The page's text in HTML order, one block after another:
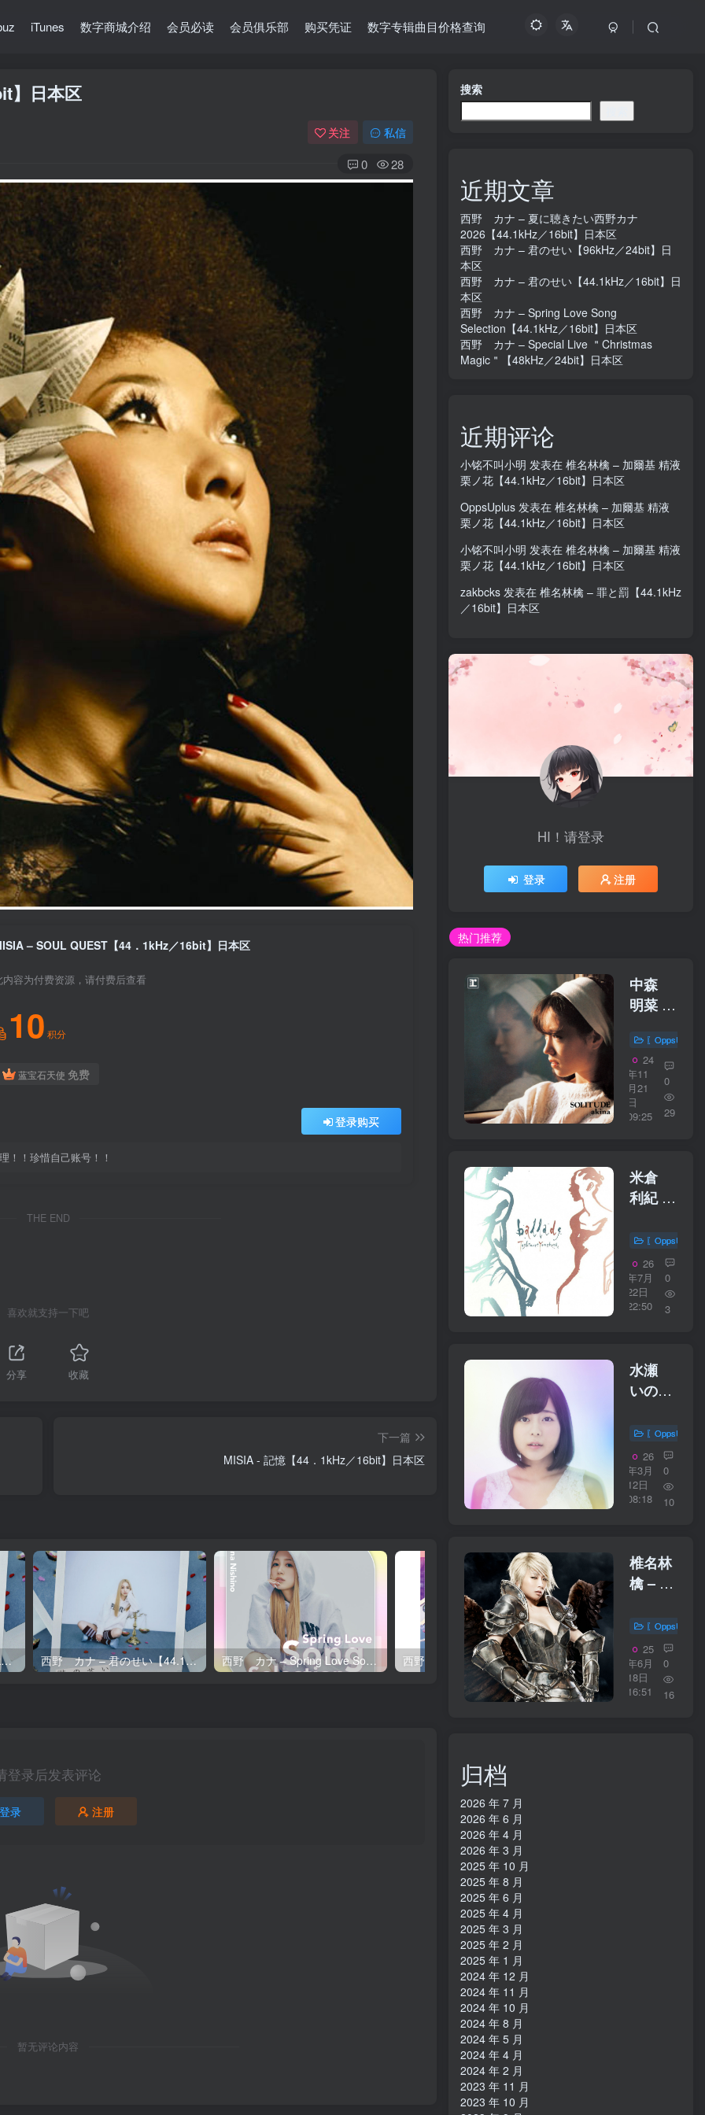
iTunes 数字商城介绍 会员必读 会员俱乐部 购买凭证 数字专辑曲目价格查询
】日本区
关注 私信
0 28
– SOUL QUEST【44．1kHz／16bit】日本区
内容为付费资源，请付费后查看
10 积分
蓝宝石天使 免费
登录购买
！！珍惜自己账号！！
THE END
喜欢就支持一下吧
分享 收藏
下一篇
MISIA - 記憶【44．1kHz／16bit】日本区
西野 カナ – 君のせい【96kHz／24bit】日本区 西野 カナ – 君のせい【44.1kHz／16bit】日本区 西野 カナ – Spring Love Song Selection【44.1kHz／16bit】日本区 西野 カナ – Special Live ＂Christmas Magic＂【48kHz／24bit】日本区
登录后发表评论
登录 注册
暂无评论内容
搜索
近期文章
西野 カナ – 夏に聴きたい西野カナ
2026【44.1kHz／16bit】日本区
西野 カナ – 君のせい【96kHz／24bit】日
本区
西野 カナ – 君のせい【44.1kHz／16bit】日
本区
西野 カナ – Spring Love Song
Selection【44.1kHz／16bit】日本区
西野 カナ – Special Live ＂Christmas
Magic＂【48kHz／24bit】日本区
近期评论
小铭不叫小明 发表在 椎名林檎 – 加爾基 精液
栗ノ花【44.1kHz／16bit】日本区
OppsUplus 发表在 椎名林檎 – 加爾基 精液
栗ノ花【44.1kHz／16bit】日本区
小铭不叫小明 发表在 椎名林檎 – 加爾基 精液
栗ノ花【44.1kHz／16bit】日本区
zakbcks 发表在 椎名林檎 – 罪と罰【44.1kHz
／16bit】日本区
HI！请登录
登录 注册
热门推荐
中森
明菜 –
(+3;
2014
Remaster)
【44.1kHz
／
日本区
〖OppsUplus
24
年11
月21
日
09:25
0
29
米倉
利紀 –
／
16bit】
日本区
〖OppsUplus
26
年7月
22日
22:50
0
3
水瀬
いのり
つぼみ
【44.1kHz
／
16bit】
日本区
〖OppsUplus
26
年3月
12日
08:18
0
10
椎名林
檎 – 鶏
豚
【96kHz
／
24bit】
日本区
〖OppsUplus
25
年6月
18日
16:51
0
16
归档
2026 年 7 月
2026 年 6 月
2026 年 4 月
2026 年 3 月
2025 年 10 月
2025 年 8 月
2025 年 6 月
2025 年 4 月
2025 年 3 月
2025 年 2 月
2025 年 1 月
2024 年 12 月
2024 年 11 月
2024 年 10 月
2024 年 8 月
2024 年 5 月
2024 年 4 月
2024 年 2 月
2023 年 11 月
2023 年 10 月